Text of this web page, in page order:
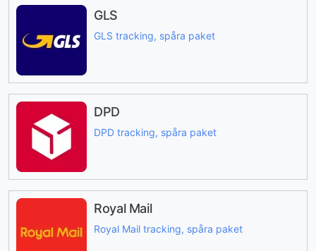
GLS
GLS tracking, spåra paket
DPD
DPD tracking, spåra paket
Royal Mail
Royal Mail tracking, spåra paket